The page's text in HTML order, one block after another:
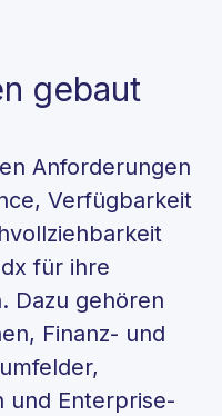
gebaut
Anforderungen
Verfügbarkeit
für ihre
Dazu gehören
Finanz- und
und Enterprise-